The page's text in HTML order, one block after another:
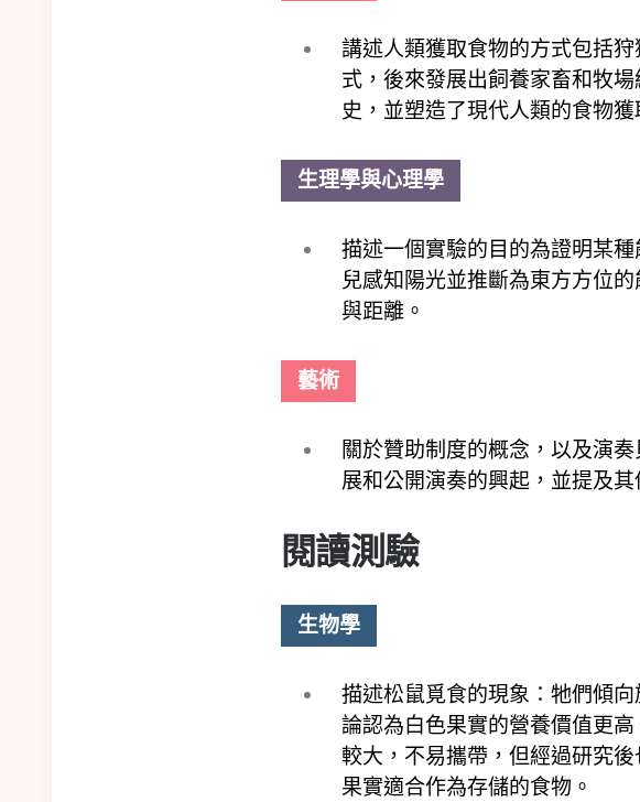
講述人類獲取食物的方式包括
式，後來發展出飼養家畜和牧
史，並塑造了現代人類的食物獲
生理學與心理學
描述一個實驗的目的為證明某
兒感知陽光並推斷為東方方位
與距離。
藝術
關於贊助制度的概念，以及演
展和公開演奏的興起，並提及
閱讀測驗
生物學
描述松鼠覓食的現象：牠們傾
論認為白色果實的營養價值更
較大，不易攜帶，但經過研究
果實適合作為存儲的食物。